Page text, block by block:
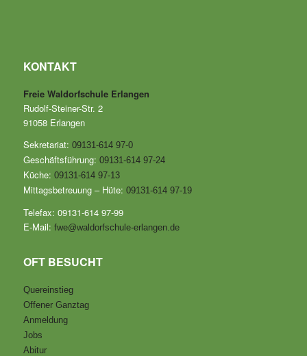
KONTAKT
Freie Waldorfschule Erlangen
Rudolf-Steiner-Str. 2
91058 Erlangen
Sekretariat: 09131-614 97-0
Geschäftsführung: 09131-614 97-24
Küche: 09131-614 97-13
Mittagsbetreuung – Hüte: 09131-614 97-19
Telefax: 09131-614 97-99
E-Mail: fwe@waldorfschule-erlangen.de
OFT BESUCHT
Quereinstieg
Offener Ganztag
Anmeldung
Jobs
Abitur